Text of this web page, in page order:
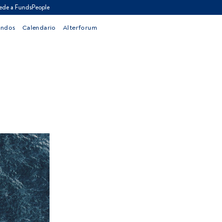
a FundsPeople
Calendario Alterforum